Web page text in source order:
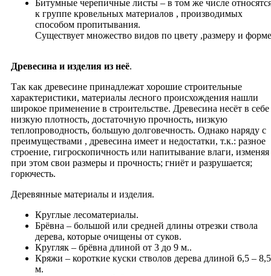
Битумные черепичные листы – в том же числе
к группе кровельных материалов , производимых
способом пропитывания.
Существует множество видов по цвету ,размеру и
Древесина и изделия из неё.
Так как древесине принадлежат хорошие строительные
характеристики, материалы лесного происхождения нашли
широкое применение в строительстве. Древесина несёт в себе
низкую плотность, достаточную прочность, низкую
теплопроводность, большую долговечность. Однако наряду с
преимуществами , древесина имеет и недостатки, т.к.: разное
строение, гигроскопичность или напитывание влаги, изменяя
при этом свои размеры и прочность; гниёт и разрушается;
горючесть.
Деревянные материалы и изделия.
Круглые лесоматериалы.
Брёвна – большой или средней длины отрезки ствола
дерева, которые очищены от суков.
Кругляк – брёвна длиной от 3 до 9 м..
Кряжи – короткие куски cтволов дерева длиной 6,5 – 8,5
м.